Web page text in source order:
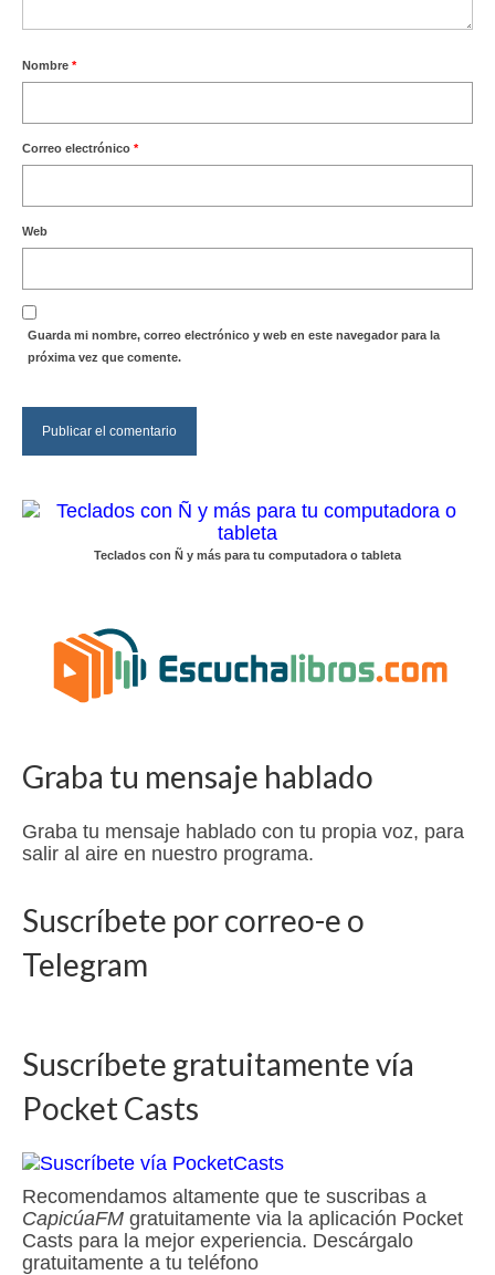
Nombre *
Correo electrónico *
Web
Guarda mi nombre, correo electrónico y web en este navegador para la
próxima vez que comente.
Teclados con Ñ y más para tu computadora o tableta
Graba tu mensaje hablado
Graba tu mensaje hablado con tu propia voz, para
salir al aire en nuestro programa.
Suscríbete por correo-e o
Telegram
Suscríbete gratuitamente vía
Pocket Casts
Recomendamos altamente que te suscribas a
CapicúaFM gratuitamente via la aplicación Pocket
Casts para la mejor experiencia. Descárgalo
gratuitamente a tu teléfono